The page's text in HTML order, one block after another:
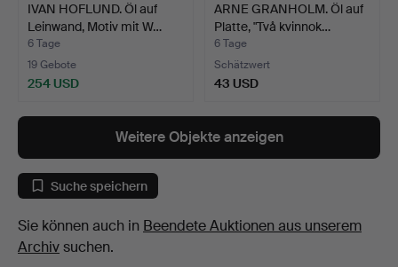
IVAN HOFLUND. Öl auf
Leinwand, Motiv mit W…
6 Tage
19 Gebote
254 USD
ARNE GRANHOLM. Öl auf
Platte, "Två kvinnok…
6 Tage
Schätzwert
43 USD
Weitere Objekte anzeigen
Suche speichern
Sie können auch in Beendete Auktionen aus unserem
Archivsuchen.